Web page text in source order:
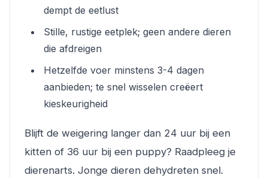
dempt de eetlust
Stille, rustige eetplek; geen andere dieren
die afdreigen
Hetzelfde voer minstens 3-4 dagen
aanbieden; te snel wisselen creëert
kieskeurigheid
Blijft de weigering langer dan 24 uur bij een
kitten of 36 uur bij een puppy? Raadpleeg je
dierenarts. Jonge dieren dehydreten snel.